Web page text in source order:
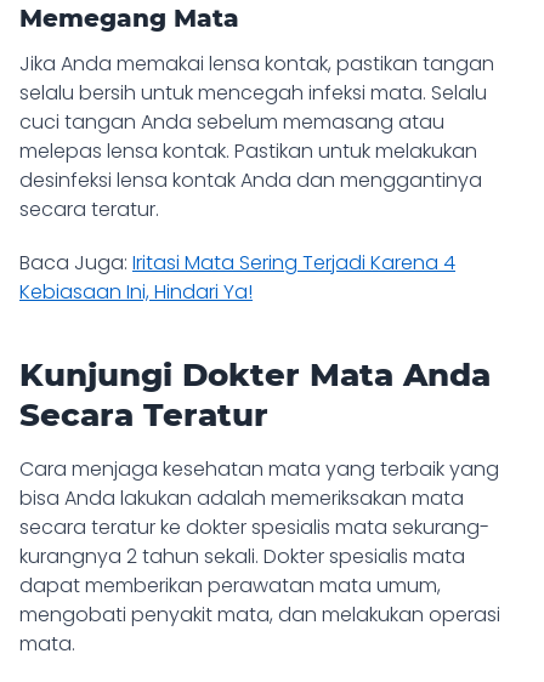
Memegang Mata
Jika Anda memakai lensa kontak, pastikan tangan
selalu bersih untuk mencegah infeksi mata. Selalu
cuci tangan Anda sebelum memasang atau
melepas lensa kontak. Pastikan untuk melakukan
desinfeksi lensa kontak Anda dan menggantinya
secara teratur.
Baca Juga: Iritasi Mata Sering Terjadi Karena 4
Kebiasaan Ini, Hindari Ya!
Kunjungi Dokter Mata Anda
Secara Teratur
Cara menjaga kesehatan mata yang terbaik yang
bisa Anda lakukan adalah memeriksakan mata
secara teratur ke dokter spesialis mata sekurang-
kurangnya 2 tahun sekali. Dokter spesialis mata
dapat memberikan perawatan mata umum,
mengobati penyakit mata, dan melakukan operasi
mata.